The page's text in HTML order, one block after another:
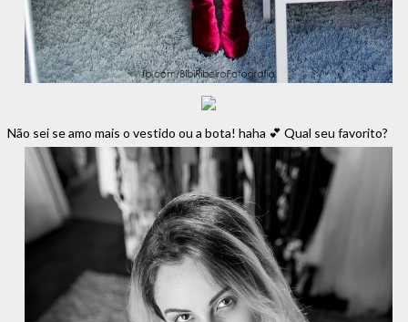
Não sei se amo mais o vestido ou a bota! haha 💕 Qual seu favorito?